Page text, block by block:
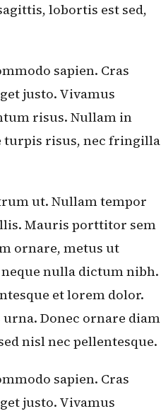
lobortis est sed,
sapien. Cras
justo. Vivamus
risus. Nullam in
turpis risus, nec fringilla
ut. Nullam tempor
Mauris porttitor sem
ornare, metus ut
nulla dictum nibh.
et lorem dolor.
Donec ornare diam
nisl nec pellentesque.
sapien. Cras
justo. Vivamus